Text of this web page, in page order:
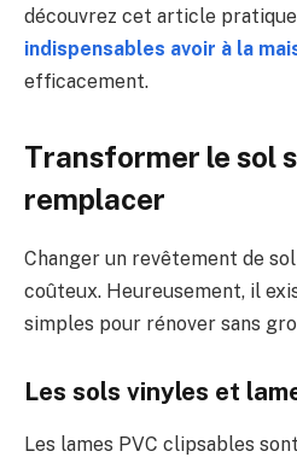
découvrez cet article
indispensables avoir à la
efficacement.
Transformer le sol
remplacer
Changer un revêtement de
coûteux. Heureusement, il
simples pour rénover sans
Les sols vinyles et
Les lames PVC clipsables